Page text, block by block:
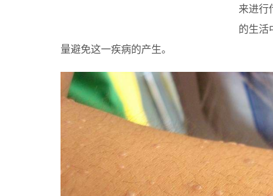
来进行
的生活
量避免这一疾病的产生。